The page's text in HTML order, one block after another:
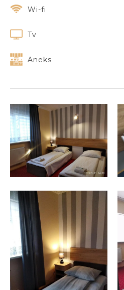
Wi-fi
Tv
Aneks